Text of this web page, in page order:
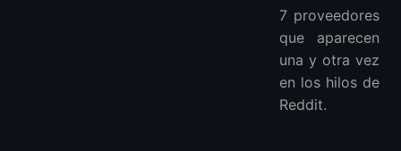
7 proveedores
que aparecen
una y otra vez
en los hilos de
Reddit.